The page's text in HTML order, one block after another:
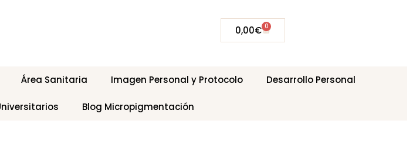
0,00€ 0
Área Sanitaria Imagen Personal y Protocolo Desarrollo Personal
Blog Micropigmentación